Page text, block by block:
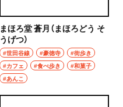
まほろ堂 蒼月（まほろどう そ
うげつ）
#世田谷線 #豪徳寺
#街歩き
#カフェ
#食べ歩き
#和菓子
#あんこ